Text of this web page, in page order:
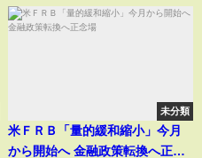
未分類
米ＦＲＢ「量的緩和縮小」今月
から開始へ 金融政策転換へ正念